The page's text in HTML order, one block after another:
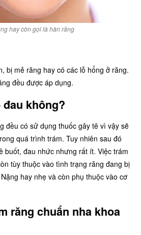
hay còn gọi là hàn răng
bị mẻ răng hay có các lỗ hổng ở răng.
đều được áp dụng.
đau không?
đều có sử dụng thuốc gây tê vì vậy sẽ
quá trình trám. Tuy nhiên sau đó
buốt, đau nhức nhưng rất ít. Việc trám
tùy thuộc vào tình trạng răng đang bị
hay nhẹ và còn phụ thuộc vào cơ
răng chuẩn nha khoa